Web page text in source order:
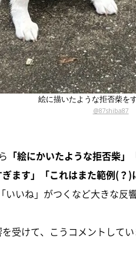
絵に描いたような拒否柴を
@87shiba87
「絵にかいたような拒否柴
ます」「これはまた範例(？)
いね」がつくなど大きな反
受けて、こうコメントしてい